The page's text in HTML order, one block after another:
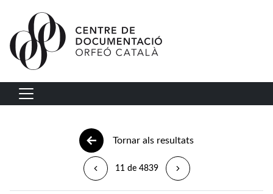
Vés al contingut
Navegació principal
Tornar als resultats
11 de 4839